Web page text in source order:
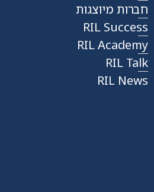
חברות מיוצגות
RIL Success
RIL Academy
RIL Talk
RIL News